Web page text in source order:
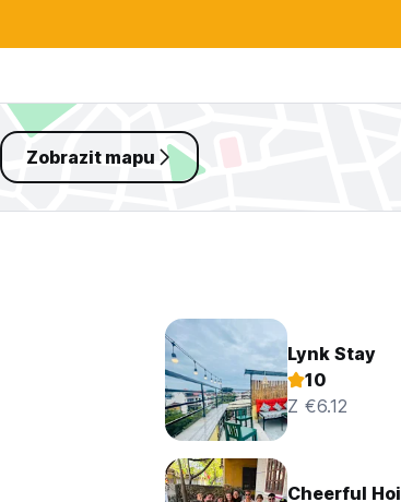
Zobrazit mapu
Lynk Stay
10
Z €6.12
Cheerful